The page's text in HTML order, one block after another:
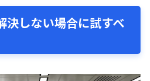
決しない場合に試すべ